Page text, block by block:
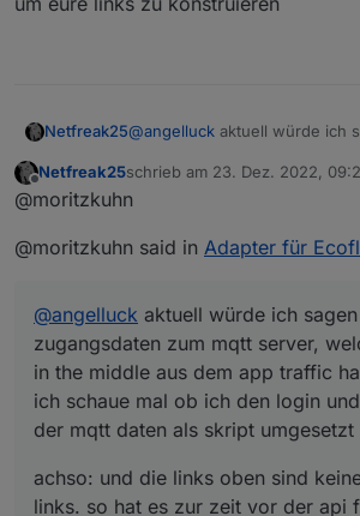
Netfreak25@angelluck aktuell würde ich
men in the middle aus dem
ich schaue mal ob ich den
achso: und die links oben sind
links. so hat es zur zeit vor der
eventuell was anfangen um
Offline
Netfreak25schrieb am 23. Dez. 2022,
zuletzt editiert von
@moritzkuhn
@moritzkuhn said in Adapter für
@angelluck aktuell würde ich
zugangsdaten zum mqtt server,
in the middle aus dem app traffic
ich schaue mal ob ich den login
der mqtt daten als skript
achso: und die links oben sind
links. so hat es zur zeit vor der api